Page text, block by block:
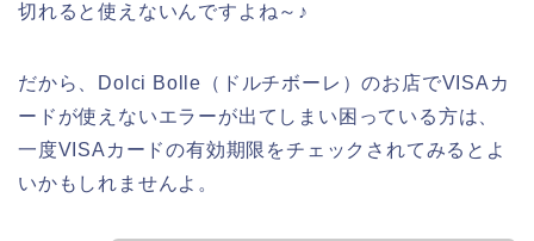
切れると使えないんですよね～♪
だから、Dolci Bolle（ドルチボーレ）のお店でVISAカ
ードが使えないエラーが出てしまい困っている方は、
一度VISAカードの有効期限をチェックされてみるとよ
いかもしれませんよ。